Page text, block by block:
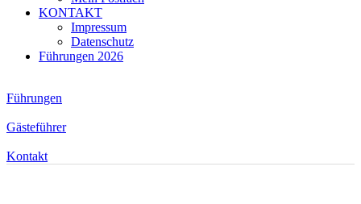
KONTAKT
Impressum
Datenschutz
Führungen 2026
Führungen
Gästeführer
Kontakt